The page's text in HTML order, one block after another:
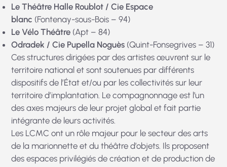
Le Théâtre Halle Roublot / Cie Espace
blanc (Fontenay-sous-Bois – 94)
Le Vélo Théâtre (Apt – 84)
Odradek / Cie Pupella Noguès (Quint-Fonsegrives – 31)
Ces structures dirigées par des artistes œuvrent sur le
territoire national et sont soutenues par différents
dispositifs de l’État et/ou par les collectivités sur leur
territoire d’implantation. Le compagnonnage est l’un
des axes majeurs de leur projet global et fait partie
intégrante de leurs activités.
Les LCMC ont un rôle majeur pour le secteur des arts
de la marionnette et du théâtre d’objets. Ils proposent
des espaces privilégiés de création et de production de